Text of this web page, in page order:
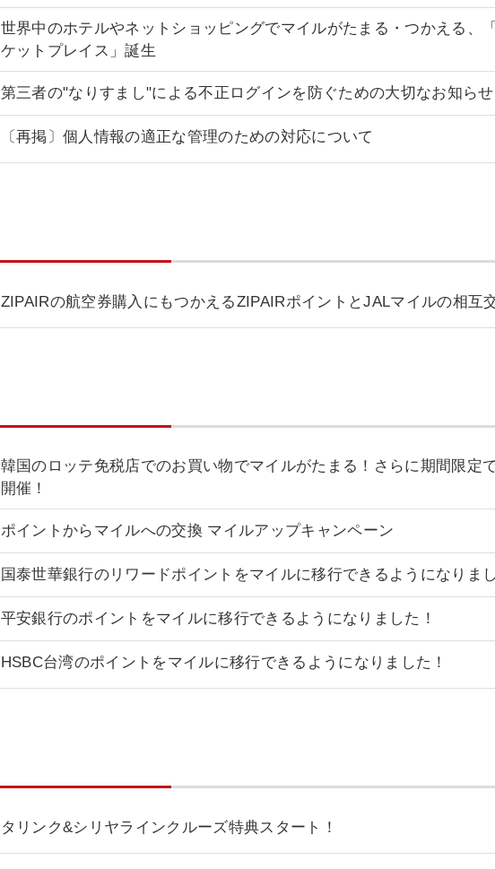
世界中のホテルやネットショッピングでマイルがたまる・つかえる、
ケットプレイス」誕生
第三者の"なりすまし"による不正ログインを防ぐための大切なお知らせ
〔再掲〕個人情報の適正な管理のための対応について
ZIPAIRの航空券購入にもつかえるZIPAIRポイントとJALマイルの相互
韓国のロッテ免税店でのお買い物でマイルがたまる！さらに期間限定
開催！
ポイントからマイルへの交換 マイルアップキャンペーン
国泰世華銀行のリワードポイントをマイルに移行できるようになりま
平安銀行のポイントをマイルに移行できるようになりました！
HSBC台湾のポイントをマイルに移行できるようになりました！
タリンク&シリヤラインクルーズ特典スタート！